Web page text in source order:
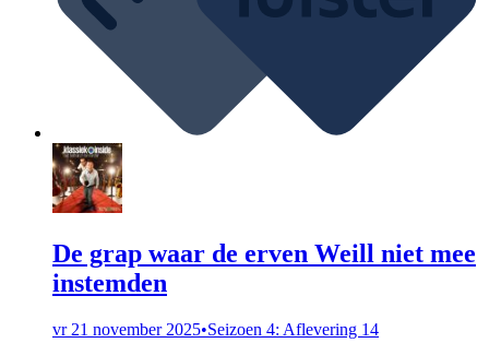
De grap waar de erven Weill niet mee
instemden
vr 21 november 2025•Seizoen 4: Aflevering 14